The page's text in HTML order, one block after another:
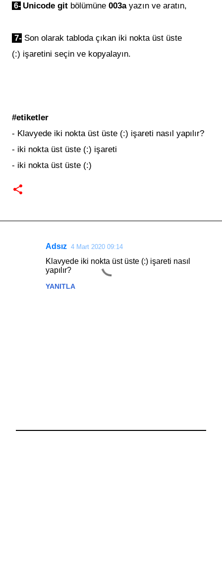
6- Unicode git bölümüne 003a yazın ve aratın,
7- Son olarak tabloda çıkan iki nokta üst üste
(:) işaretini seçin ve kopyalayın.
#etiketler
- Klavyede iki nokta üst üste (:) işareti nasıl yapılır?
- iki nokta üst üste (:) işareti
- iki nokta üst üste (:)
Adsız 4 Mart 2020 09:14
Klavyede iki nokta üst üste (:) işareti nasıl
yapılır?
YANITLA